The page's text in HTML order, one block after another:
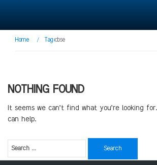
Home / Tag:cbse
NOTHING FOUND
It seems we can’t find what you’re looking
can help.